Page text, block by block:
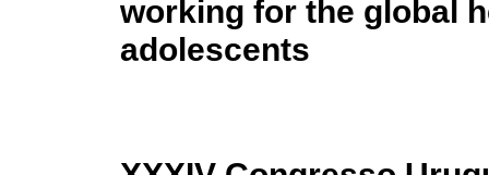
working for the global
adolescents